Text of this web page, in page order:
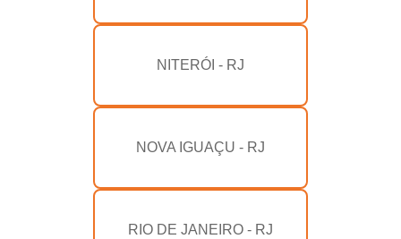
NITERÓI - RJ
NOVA IGUAÇU - RJ
RIO DE JANEIRO - RJ